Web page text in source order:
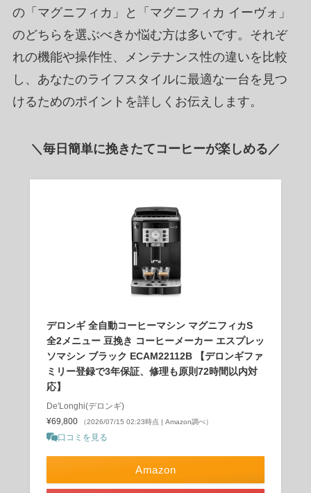
の「マグニフィカ」と「マグニフィカ イーヴォ」
のどちらを選ぶべきか悩む方は多いです。それぞ
れの機能や操作性、メンテナンス性の違いを比較
し、あなたのライフスタイルに最適な一台を見つ
けるためのポイントを詳しくお伝えします。
＼毎日簡単に挽きたてコーヒーが楽しめる／
デロンギ 全自動コーヒーマシン マグニフィカS
全2メニュー 豆挽き コーヒーメーカー エスプレッ
ソマシン ブラック ECAM22112B 【デロンギファ
ミリー登録で3年保証、修理も原則72時間以内対
応】
De'Longhi(デロンギ)
¥69,800
（2026/07/15 02:23時点 | Amazon調べ）
口コミを見る
Amazon